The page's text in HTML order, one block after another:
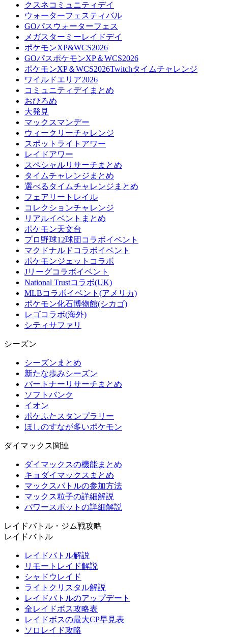
クスネコミュニティデイ
ウォーターフェスティバル
GOパスウォーターフェス
メガスターミーレイドデイ
ポケモンXP&WCS2026
GOパスポケモンXP＆WCS2026
ポケモンXP＆WCS2026Twitchタイムチャレンジ
ワイルドエリア2026
コミュニティデイまとめ
おひろめ
大発見
マックスマンデー
ウィークリーチャレンジ
スポットライトアワー
レイドアワー
スペシャルリサーチまとめ
タイムチャレンジまとめ
選べるタイムチャレンジまとめ
フェアリートレイル
コレクションチャレンジ
リアルイベントまとめ
ポケモン天文台
プロ野球12球団コラボイベント
マクドナルドコラボイベント
ポケモンジェットコラボ
Jリーグコラボイベント
National Trustコラボ(UK)
MLBコラボイベント(アメリカ)
ポケモン化石博物館(シカゴ)
レゴコラボ(海外)
シティサファリ
シーズン
シーズンまとめ
新たな歩みシーズン
パートナーリサーチまとめ
ソフトバンク
イオン
ポケふたスタンプラリー
ほしのすなが多いポケモン
ダイマックス関連
ダイマックスの機能まとめ
キョダイマックスまとめ
マックスバトルの参加方法
マックス粒子の詳細解説
パワースポットの詳細解説
レイドバトル・ジム戦攻略
レイドバトル
レイドバトル解説
リモートレイド解説
シャドウレイド
ライトクリスタル解説
レイドバトルのアップデート
全レイドボス攻略表
レイドボスの最大CP早見表
ソロレイド攻略